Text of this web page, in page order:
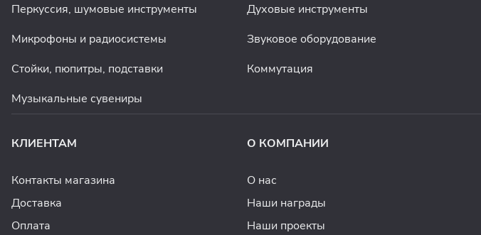
Перкуссия, шумовые инструменты
Духовые инструменты
Микрофоны и радиосистемы
Звуковое оборудование
Стойки, пюпитры, подставки
Коммутация
Музыкальные сувениры
КЛИЕНТАМ
Контакты магазина
Доставка
Оплата
О КОМПАНИИ
О нас
Наши награды
Наши проекты